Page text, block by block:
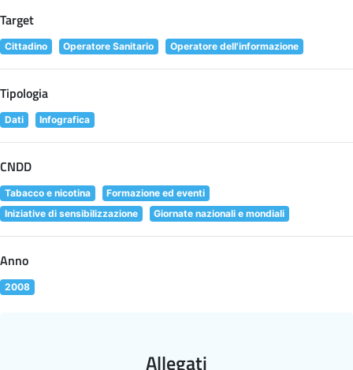
Target
Cittadino Operatore Sanitario Operatore dell'informazione
Tipologia
Dati Infografica
CNDD
Tabacco e nicotina
Formazione ed eventi
Iniziative di sensibilizzazione
Giornate nazionali e mondiali
Anno
2008
Allegati